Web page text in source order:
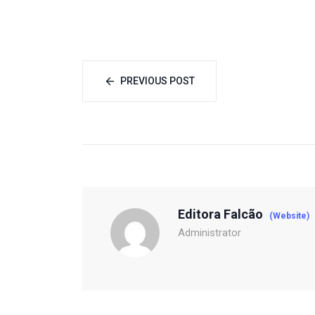
PREVIOUS POST
Editora Falcão (Website)
Administrator